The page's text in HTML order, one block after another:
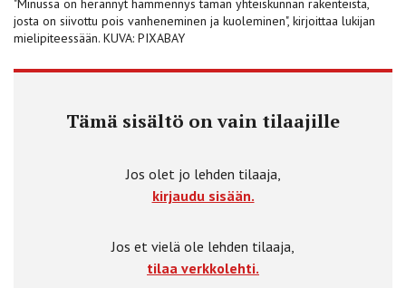
"Minussa on herännyt hämmennys tämän yhteiskunnan rakenteista,
josta on siivottu pois vanheneminen ja kuoleminen", kirjoittaa lukijan
mielipiteessään. KUVA: PIXABAY
Tämä sisältö on vain tilaajille
Jos olet jo lehden tilaaja,
kirjaudu sisään.
Jos et vielä ole lehden tilaaja,
tilaa verkkolehti.